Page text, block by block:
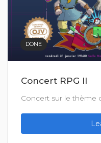
DONE
Concert RPG II
Concert sur le thème